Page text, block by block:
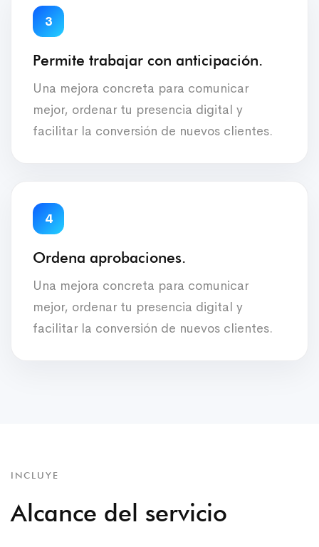
3
Permite trabajar con anticipación.
Una mejora concreta para comunicar
mejor, ordenar tu presencia digital y
facilitar la conversión de nuevos clientes.
4
Ordena aprobaciones.
Una mejora concreta para comunicar
mejor, ordenar tu presencia digital y
facilitar la conversión de nuevos clientes.
INCLUYE
Alcance del servicio